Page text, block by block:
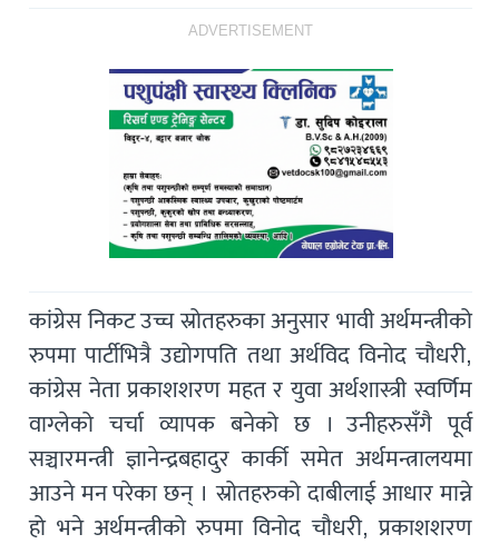
ADVERTISEMENT
कांग्रेस निकट उच्च स्रोतहरुका अनुसार भावी अर्थमन्त्रीको
रुपमा पार्टीभित्रै उद्योगपति तथा अर्थविद विनोद चौधरी,
कांग्रेस नेता प्रकाशशरण महत र युवा अर्थशास्त्री स्वर्णिम
वाग्लेको चर्चा व्यापक बनेको छ । उनीहरुसँगै पूर्व
सञ्चारमन्त्री ज्ञानेन्द्रबहादुर कार्की समेत अर्थमन्त्रालयमा
आउने मन परेका छन् । स्रोतहरुको दाबीलाई आधार मान्ने
हो भने अर्थमन्त्रीको रुपमा विनोद चौधरी, प्रकाशशरण